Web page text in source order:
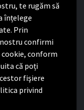
te rugăm să
înțelege
Prin
confirmi
conform
că poți
fişiere
privind
Regulamentului